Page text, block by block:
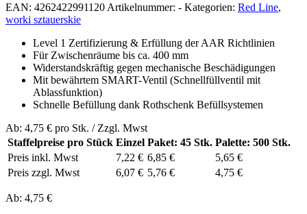
EAN: 4262422991120 Artikelnummer: - Kategorien: Red Line,
worki sztauerskie
Level 1 Zertifizierung & Erfüllung der AAR Richtlinien
Für Zwischenräume bis ca. 400 mm
Widerstandskräftig gegen mechanische Beschädigungen
Mit bewährtem SMART-Ventil (Schnellfüllventil mit
Ablassfunktion)
Schnelle Befüllung dank Rothschenk Befüllsystemen
Ab: 4,75 € pro Stk. / Zzgl. Mwst
Staffelpreise pro Stück Einzel Paket: 45 Stk. Palette: 500 Stk.
Preis inkl. Mwst
7,22 € 6,85 €
5,65 €
Preis zzgl. Mwst
6,07 € 5,76 € 4,75 €
Ab: 4,75 €